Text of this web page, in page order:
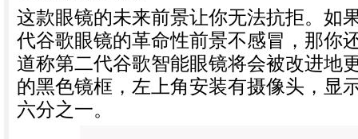
这款眼镜的未来前景让你无法抗拒。如
代谷歌眼镜的革命性前景不感冒，那你
道称第二代谷歌智能眼镜将会被改进地
的黑色镜框，左上角安装有摄像头，显
六分之一。